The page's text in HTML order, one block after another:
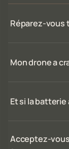
Réparez-vous
Mon drone a
Et si la batterie
Acceptez-